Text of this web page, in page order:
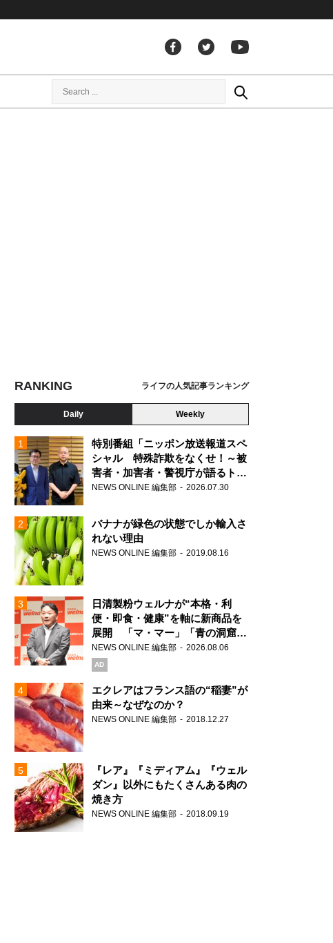
RANKING ライフの人気記事ランキング
Daily Weekly
特別番組「ニッポン放送報道スペ
シャル 特殊詐欺をなくせ！～被
害者・加害者・警視庁が語るトク
リュウの実態～」放送
NEWS ONLINE 編集部 2026.07.30
バナナが緑色の状態でしか輸入さ
れない理由
NEWS ONLINE 編集部 2019.08.16
日清製粉ウェルナが“本格・利
便・即食・健康”を軸に新商品を
展開 「マ・マー」「青の洞窟」
ブランドを強化
NEWS ONLINE 編集部 2026.08.06
エクレアはフランス語の“稲妻”が
由来～なぜなのか？
NEWS ONLINE 編集部 2018.12.27
『レア』『ミディアム』『ウェル
ダン』以外にもたくさんある肉の
焼き方
NEWS ONLINE 編集部 2018.09.19